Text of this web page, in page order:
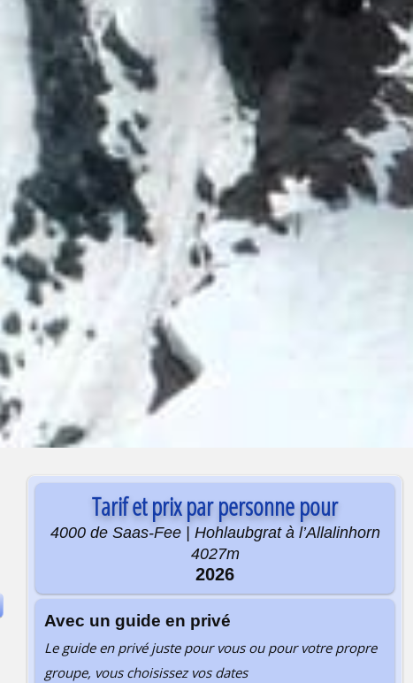
Tarif et prix par personne pour
4000 de Saas-Fee | Hohlaubgrat à l’Allalinhorn
4027m
2026
Avec un guide en privé
Le guide en privé juste pour vous ou pour votre propre
groupe, vous choisissez vos dates